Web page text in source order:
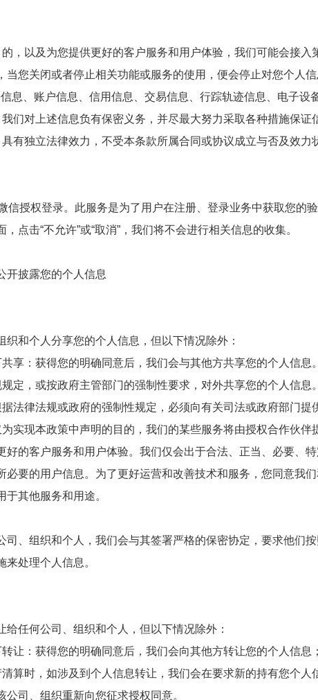
，以及为您提供更好的客户服务和用户体验，我们可能会接入
当您关闭或者停止相关功能或服务的使用，便会停止对您个人信
息、账户信息、信用信息、交易信息、行踪轨迹信息、电子设
们对上述信息负有保密义务，并尽最大努力采取各种措施保证
有独立法律效力，不受本条款所属合同或协议成立与否及效力
信授权登录。此服务是为了用户在注册、登录业务中获取您的
点击“不允许”或“取消”，我们将不会进行相关信息的收集。
开披露您的个人信息
和个人分享您的个人信息，但以下情况除外：
享：获得您的明确同意后，我们会与其他方共享您的个人信息。
定，或按政府主管部门的强制性要求，对外共享您的个人信息。
法律法规或政府的强制性规定，必须向有关司法或政府部门提
实现本政策中声明的目的，我们的某些服务将由授权合作伙伴
好的客户服务和用户体验。我们仅会出于合法、正当、必要、
必要的用户信息。为了更好运营和改善技术和服务，您同意我
其他服务和用途。
司、组织和个人，我们会与其签署严格的保密协定，要求他们
处理个人信息。
任何公司、组织和个人，但以下情况除外：
让：获得您的明确同意后，我们会向其他方转让您的个人信息；
算时，如涉及到个人信息转让，我们会在要求新的持有您个人
司、组织重新向您征求授权同意。